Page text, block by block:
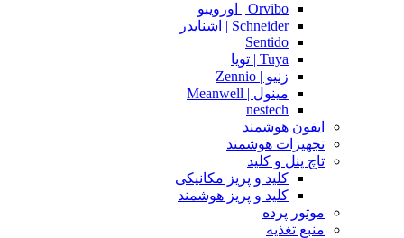
Orvibo | اورویبو
Schneider | اشنایدر
Sentido
Tuya | تویا
زنیو | Zennio
مینول | Meanwell
nestech
ایفون هوشمند
تجهیزات هوشمند
تاچ پنل و کلید
کلید و پریز مکانیکی
کلید و پریز هوشمند
موتور پرده
منبع تغذیه